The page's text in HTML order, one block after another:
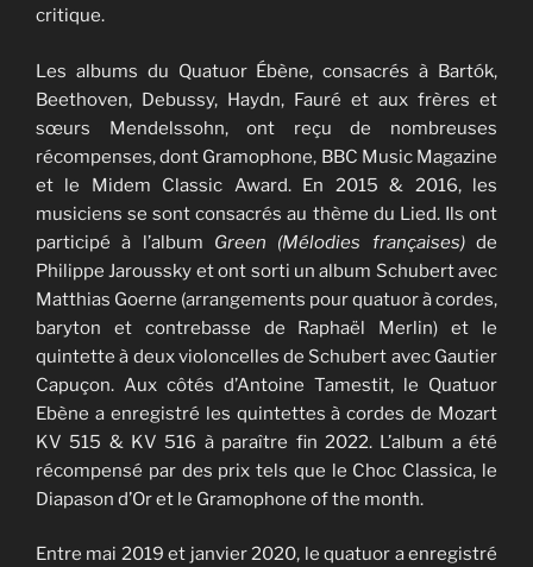
critique.
Les albums du Quatuor Ébène, consacrés à Bartók,
Beethoven, Debussy, Haydn, Fauré et aux frères et
sœurs Mendelssohn, ont reçu de nombreuses
récompenses, dont Gramophone, BBC Music Magazine
et le Midem Classic Award. En 2015 & 2016, les
musiciens se sont consacrés au thème du Lied. Ils ont
participé à l’album Green (Mélodies françaises)de
Philippe Jaroussky et ont sorti un album Schubert avec
Matthias Goerne (arrangements pour quatuor à cordes,
baryton et contrebasse de Raphaël Merlin) et le
quintette à deux violoncelles de Schubert avec Gautier
Capuçon. Aux côtés d’Antoine Tamestit, le Quatuor
Ebène a enregistré les quintettes à cordes de Mozart
KV 515 & KV 516 à paraître fin 2022. L’album a été
récompensé par des prix tels que le Choc Classica, le
Diapason d’Or et le Gramophone of the month.
Entre mai 2019 et janvier 2020, le quatuor a enregistré